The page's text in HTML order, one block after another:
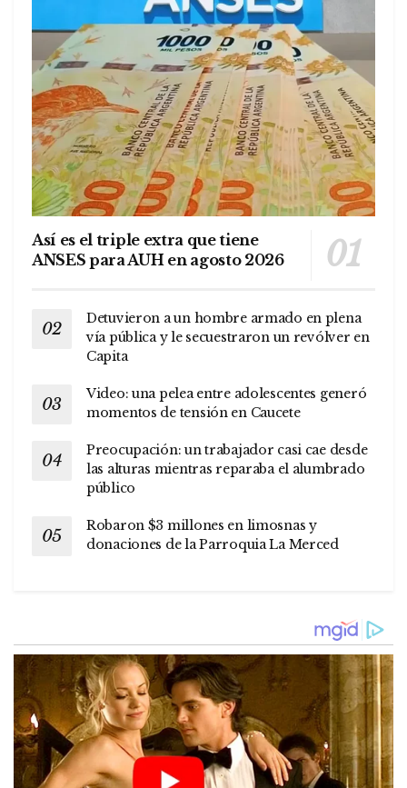
Así es el triple extra que tiene
ANSES para AUH en agosto 2026
Detuvieron a un hombre armado en plena
vía pública y le secuestraron un revólver en
Capita
Video: una pelea entre adolescentes generó
momentos de tensión en Caucete
Preocupación: un trabajador casi cae desde
las alturas mientras reparaba el alumbrado
público
Robaron $3 millones en limosnas y
donaciones de la Parroquia La Merced